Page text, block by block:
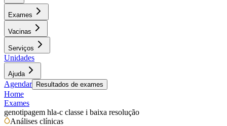
Exames
Vacinas
Serviços
Unidades
Ajuda
Agendar Resultados de exames
Home
Exames
genotipagem hla-c classe i baixa resolução
Análises clínicas